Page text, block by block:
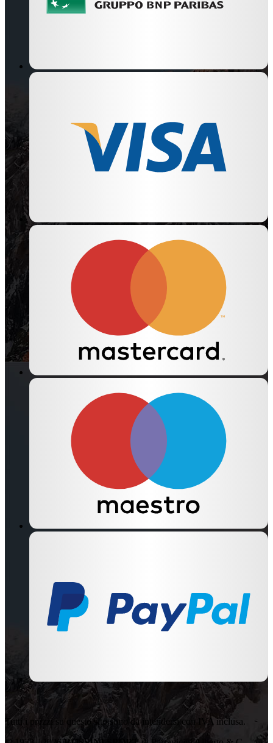
Tutti i prezzi su questo sito sono da intendersi con IVA inclusa.